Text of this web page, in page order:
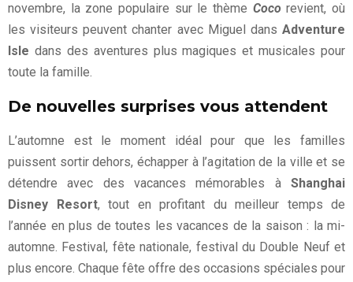
novembre, la zone populaire sur le thème Cocorevient, où
les visiteurs peuvent chanter avec Miguel dans Adventure
Isle dans des aventures plus magiques et musicales pour
toute la famille.
De nouvelles surprises vous attendent
L’automne est le moment idéal pour que les familles
puissent sortir dehors, échapper à l’agitation de la ville et se
détendre avec des vacances mémorables à Shanghai
Disney Resort, tout en profitant du meilleur temps de
l’année en plus de toutes les vacances de la saison : la mi-
automne. Festival, fête nationale, festival du Double Neuf et
plus encore. Chaque fête offre des occasions spéciales pour